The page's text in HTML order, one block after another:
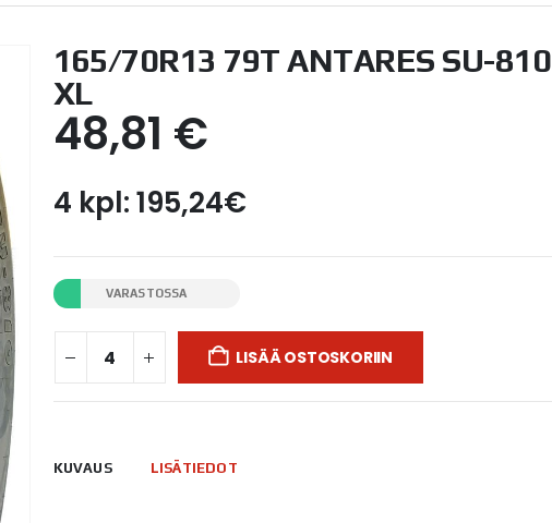
165/70R13 79T ANTARES SU-810
XL
48,81 €
4 kpl: 195,24€
VARASTOSSA
LISÄÄ OSTOSKORIIN
KUVAUS LISÄTIEDOT